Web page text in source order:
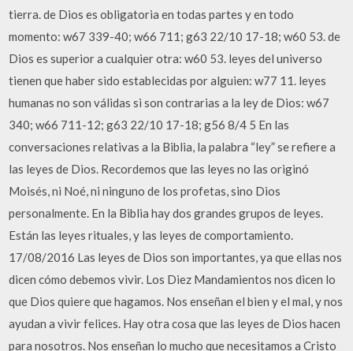
tierra. de Dios es obligatoria en todas partes y en todo
momento: w67 339-40; w66 711; g63 22/10 17-18; w60 53. de
Dios es superior a cualquier otra: w60 53. leyes del universo
tienen que haber sido establecidas por alguien: w77 11. leyes
humanas no son válidas si son contrarias a la ley de Dios: w67
340; w66 711-12; g63 22/10 17-18; g56 8/4 5 En las
conversaciones relativas a la Biblia, la palabra “ley” se refiere a
las leyes de Dios. Recordemos que las leyes no las originó
Moisés, ni Noé, ni ninguno de los profetas, sino Dios
personalmente. En la Biblia hay dos grandes grupos de leyes.
Están las leyes rituales, y las leyes de comportamiento.
17/08/2016 Las leyes de Dios son importantes, ya que ellas nos
dicen cómo debemos vivir. Los Diez Mandamientos nos dicen lo
que Dios quiere que hagamos. Nos enseñan el bien y el mal, y nos
ayudan a vivir felices. Hay otra cosa que las leyes de Dios hacen
para nosotros. Nos enseñan lo mucho que necesitamos a Cristo